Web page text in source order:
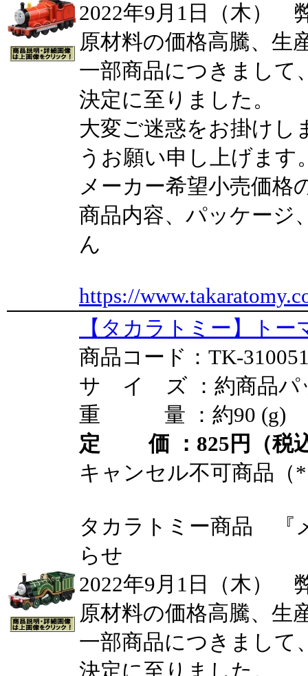
2022年9月1日（木）
原材料の価格高騰、生
一部商品につきまして
決定に至りました。
大変ご迷惑をお掛けし
うお願い申し上げます
メーカー希望小売価格
商品内容、パッケージ
ん
https://
【タカラトミー】ト
商品コード：TK-
サ イ ズ ：約商品パ
重 量 ：約90 (g)
定 価 ：825円（税
キャンセル不可商品（
タカラトミー商品 『
らせ
2022年9月1日（木）
原材料の価格高騰、生
一部商品につきまして
決定に至りました。